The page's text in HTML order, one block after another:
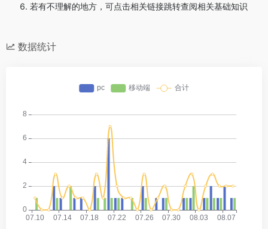
若有不理解的地方，可点击相关链接跳转查阅相关基础知识
数据统计